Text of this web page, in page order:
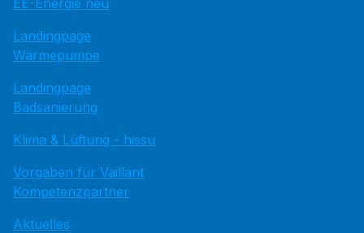
Landingpage
Wärmepumpe
Landingpage
Badsanierung
Klima & Lüftung - hissu
Vorgaben für Vaillant
Kompetenzpartner
Aktuelles